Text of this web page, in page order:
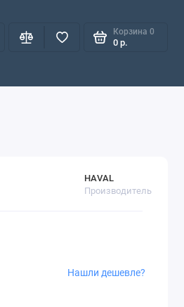
Корзина 0
0 р.
HAVAL
Производитель
Нашли дешевле?